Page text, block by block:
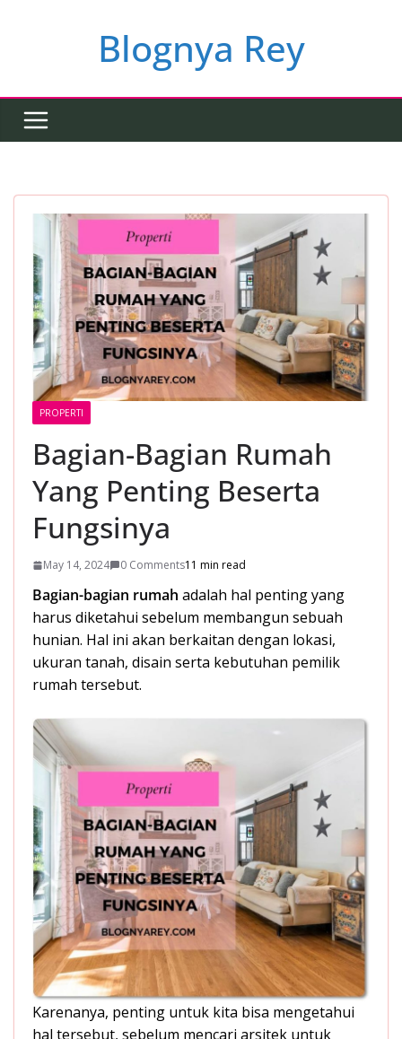
Blognya Rey
PROPERTI
Bagian-Bagian Rumah
Yang Penting Beserta
Fungsinya
May 14, 2024 0 Comments11 min read
Bagian-bagian rumah adalah hal penting yang
harus diketahui sebelum membangun sebuah
hunian. Hal ini akan berkaitan dengan lokasi,
ukuran tanah, disain serta kebutuhan pemilik
rumah tersebut.
Karenanya, penting untuk kita bisa mengetahui
hal tersebut, sebelum mencari arsitek untuk